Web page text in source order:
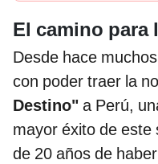
El camino para
Desde hace
con poder traer la
Destino" a Perú,
mayor éxito de este
de 20 años de